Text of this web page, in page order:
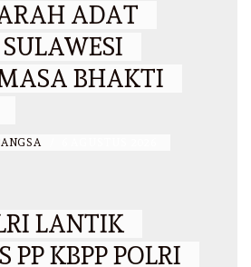
ADAT
BHAKTI
LANTIK
PP KBPP POLRI